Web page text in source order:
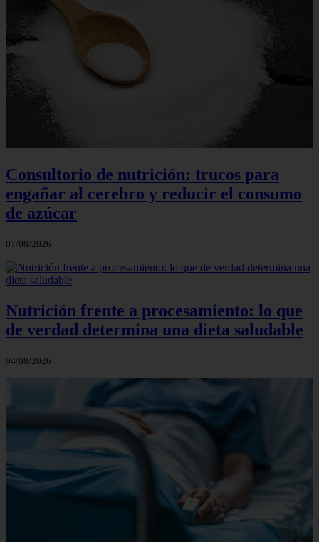
Consultorio de nutrición: trucos para
engañar al cerebro y reducir el consumo
de azúcar
07/08/2026
Nutrición frente a procesamiento: lo que
de verdad determina una dieta saludable
04/08/2026